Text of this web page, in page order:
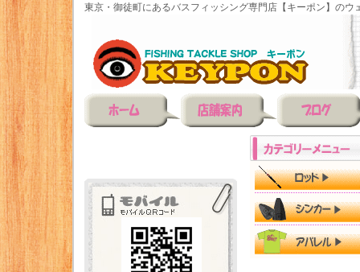
東京・御徒町にあるバスフィッシング専門店【キーポン】のウ